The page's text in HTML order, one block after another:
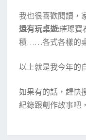
我也很喜歡閱讀，
還有玩桌遊:璀璨寶
積……各式各樣的
以上就是我今年的
如果有的話，趕快
紀錄跟創作故事吧